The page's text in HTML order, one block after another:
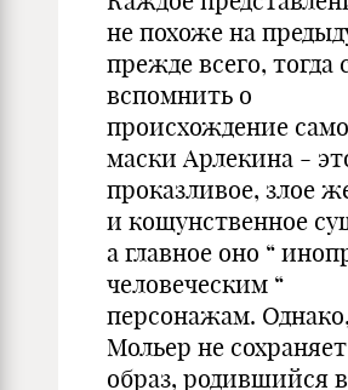
не похоже на
прежде всего, тогда
вспомнить о
происхождение
маски Арлекина -
проказливое, злое
и кощунственное
а главное оно “
человеческим “
персонажам. Однако,
Мольер не
образ, родившийся